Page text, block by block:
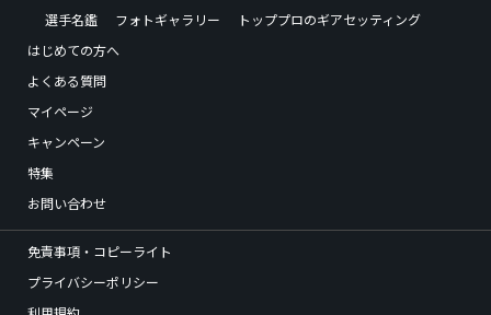
選手名鑑
フォトギャラリー
トッププロのギアセッティング
はじめての方へ
よくある質問
マイページ
キャンペーン
特集
お問い合わせ
免責事項・コピーライト
プライバシーポリシー